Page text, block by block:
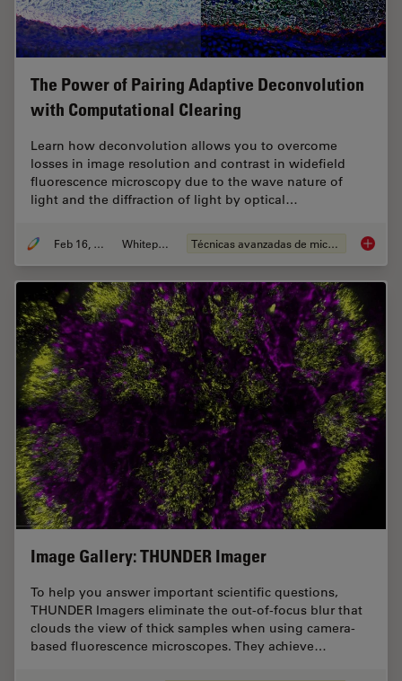
The Power of Pairing Adaptive Deconvolution
with Computational Clearing
Learn how deconvolution allows you to overcome
losses in image resolution and contrast in widefield
fluorescence microscopy due to the wave nature of
light and the diffraction of light by optical…
Feb 16, 2021 Whitepaper Técnicas avanzadas de microscopía The
Image Gallery: THUNDER Imager
To help you answer important scientific questions,
THUNDER Imagers eliminate the out-of-focus blur that
clouds the view of thick samples when using camera-
based fluorescence microscopes. They achieve…